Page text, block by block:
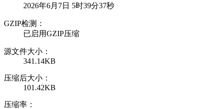
2026年6月7日 5时39分37秒
GZIP检测：
已启用GZIP压缩
源文件大小：
341.14KB
压缩后大小：
101.42KB
压缩率：